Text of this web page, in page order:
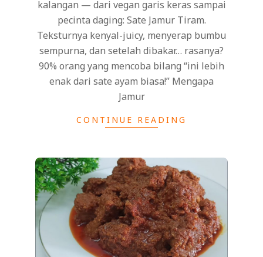
kalangan — dari vegan garis keras sampai
pecinta daging: Sate Jamur Tiram.
Teksturnya kenyal-juicy, menyerap bumbu
sempurna, dan setelah dibakar… rasanya?
90% orang yang mencoba bilang “ini lebih
enak dari sate ayam biasa!” Mengapa
Jamur
CONTINUE READING